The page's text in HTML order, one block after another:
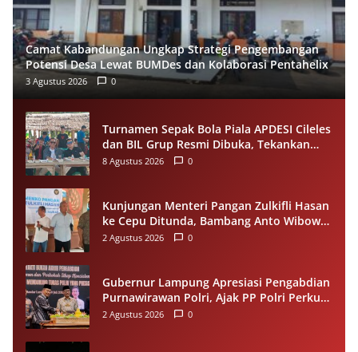
Camat Kabandungan Ungkap Strategi Pengembangan
Potensi Desa Lewat BUMDes dan Kolaborasi Pentahelix
3 Agustus 2026 0
Turnamen Sepak Bola Piala APDESI Cileles
dan BIL Grup Resmi Dibuka, Tekankan
Sportivitas
8 Agustus 2026 0
Kunjungan Menteri Pangan Zulkifli Hasan
ke Cepu Ditunda, Bambang Anto Wibowo
Tetap Salurkan Bantuan kepada Warga
2 Agustus 2026 0
Gubernur Lampung Apresiasi Pengabdian
Purnawirawan Polri, Ajak PP Polri Perkuat
Stabilitas dan Dukung Pembangunan
2 Agustus 2026 0